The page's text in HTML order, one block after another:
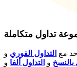
تسجيل الدخولاشتراك
تداول متكاملة
مع التداول الفوري و
بالنسخ و التداول ألفا